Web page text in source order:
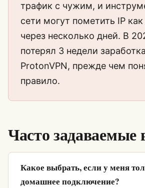
трафик с чужим, и
сети могут пометить IP
через несколько дней. В
потерял 3 недели
ProtonVPN, прежде чем
правило.
Часто задаваемые
Какое выбрать, если у меня
домашнее подключение?